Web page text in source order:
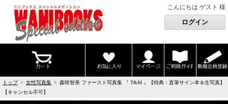
こんにちは ゲスト 様
トップ> 女性写真集 > 森咲智美 ファースト写真集 『 T&M 』【特典：直筆サイン本＆生写真】
【キャンセル不可】